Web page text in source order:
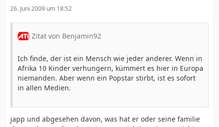
26. Juni 2009 um 18:52
Zitat von Benjamin92
Ich finde, der ist ein Mensch wie jeder anderer. Wenn in
Afrika 10 Kinder verhungern, kümmert es hier in Europa
niemanden. Aber wenn ein Popstar stirbt, ist es sofort
in allen Medien.
japp und abgesehen davon, was hat er oder seine familie